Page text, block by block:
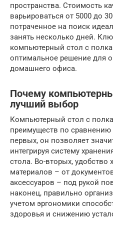
пространства. Стоимость
варьироваться от 5000 до
потраченное на поиск
занять несколько дней.
компьютерный стол с
оптимальное решение для
домашнего офиса.
Почему
лучший выбор
Компьютерный стол с
преимуществ по
первых, он позволяет
интегрируя систему
стола. Во-вторых, удобство
материалов – от
аксессуаров – под рукой
наконец, правильно
учетом эргономики
здоровья и снижению